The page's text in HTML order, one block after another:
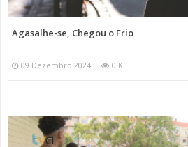
Agasalhe-se, Chegou o Frio
09 Dezembro 2024 0 K